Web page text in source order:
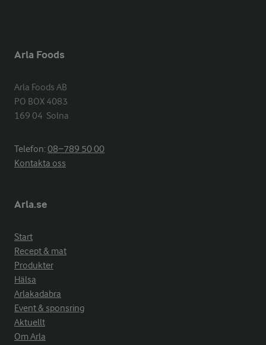
Arla Foods
Arla Foods AB
PO BOX 4083
169 04  Solna
Telefon:08−789 50 00
Kontakta oss
Arla.se
Start
Recept & mat
Produkter
Hälsa
Arlakadabra
Event & sponsring
Aktuellt
Om Arla